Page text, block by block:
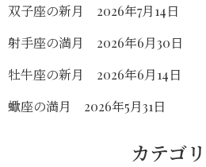
双子座の新月 2026年7月14日
射手座の満月 2026年6月30日
牡牛座の新月 2026年6月14日
蠍座の満月 2026年5月31日
カテゴ